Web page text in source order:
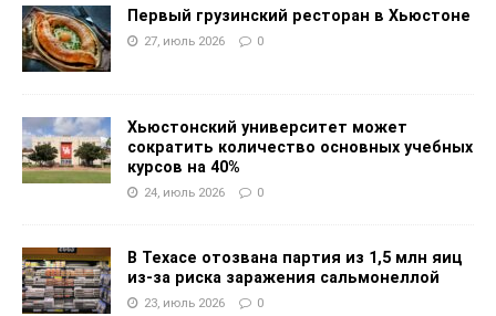
Первый грузинский ресторан в Хьюстоне
27, июль 2026 0
Хьюстонский университет может
сократить количество основных учебных
курсов на 40%
24, июль 2026 0
В Техасе отозвана партия из 1,5 млн яиц
из-за риска заражения сальмонеллой
23, июль 2026 0